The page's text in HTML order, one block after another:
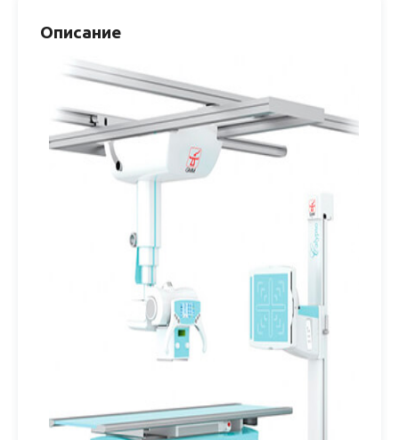
Описание